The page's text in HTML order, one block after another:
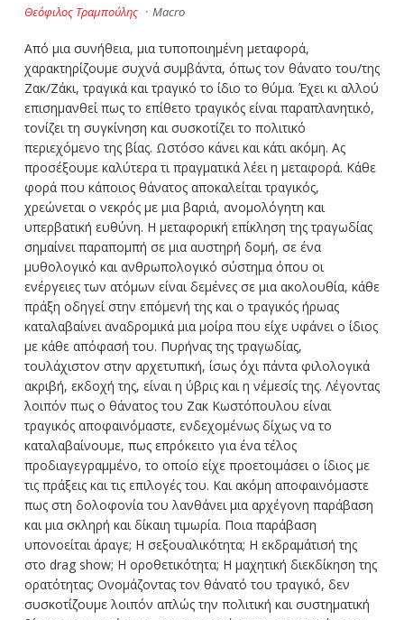
Θεόφιλος Τραμπούλης · Macro
Από μια συνήθεια, μια τυποποιημένη μεταφορά,
χαρακτηρίζουμε συχνά συμβάντα, όπως τον θάνατο του/της
Ζακ/Ζάκι, τραγικά και τραγικό το ίδιο το θύμα. Έχει κι αλλού
επισημανθεί πως το επίθετο τραγικός είναι παραπλανητικό,
τονίζει τη συγκίνηση και συσκοτίζει το πολιτικό
περιεχόμενο της βίας. Ωστόσο κάνει και κάτι ακόμη. Ας
προσέξουμε καλύτερα τι πραγματικά λέει η μεταφορά. Κάθε
φορά που κάποιος θάνατος αποκαλείται τραγικός,
χρεώνεται ο νεκρός με μια βαριά, ανομολόγητη και
υπερβατική ευθύνη. Η μεταφορική επίκληση της τραγωδίας
σημαίνει παραπομπή σε μια αυστηρή δομή, σε ένα
μυθολογικό και ανθρωπολογικό σύστημα όπου οι
ενέργειες των ατόμων είναι δεμένες σε μια ακολουθία, κάθε
πράξη οδηγεί στην επόμενή της και ο τραγικός ήρωας
καταλαβαίνει αναδρομικά μια μοίρα που είχε υφάνει ο ίδιος
με κάθε απόφασή του. Πυρήνας της τραγωδίας,
τουλάχιστον στην αρχετυπική, ίσως όχι πάντα φιλολογικά
ακριβή, εκδοχή της, είναι η ύβρις και η νέμεσίς της. Λέγοντας
λοιπόν πως ο θάνατος του Ζακ Κωστόπουλου είναι
τραγικός αποφαινόμαστε, ενδεχομένως δίχως να το
καταλαβαίνουμε, πως επρόκειτο για ένα τέλος
προδιαγεγραμμένο, το οποίο είχε προετοιμάσει ο ίδιος με
τις πράξεις και τις επιλογές του. Και ακόμη αποφαινόμαστε
πως στη δολοφονία του λανθάνει μια αρχέγονη παράβαση
και μια σκληρή και δίκαιη τιμωρία. Ποια παράβαση
υπονοείται άραγε; Η σεξουαλικότητα; Η εκδραμάτισή της
στο drag show; Η οροθετικότητα; Η μαχητική διεκδίκηση της
ορατότητας; Ονομάζοντας τον θάνατό του τραγικό, δεν
συσκοτίζουμε λοιπόν απλώς την πολιτική και συστηματική